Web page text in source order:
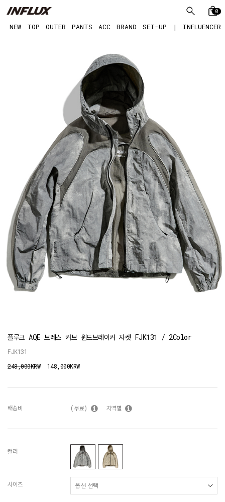
0
NEW TOP OUTER PANTS ACC BRAND SET-UP | INFLUENCER
플루크 AQE 브레스 커브 윈드브레이커 자켓 FJK131 / 2Color
FJK131
248,000KRW
148,000KRW
배송비 (무료) 지역별
컬러
사이즈